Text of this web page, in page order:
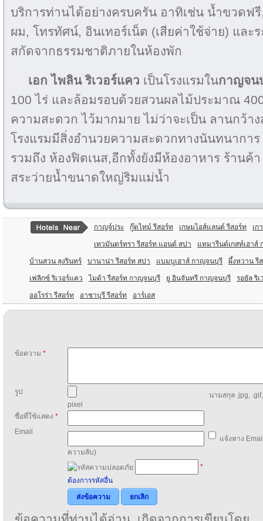
บริการท่านได้อย่างครบครัน อาทิเช่น น้ำขวดฟรี
ผม, โทรทัศน์, อินเทอร์เน็ต (เสียค่าใช้จ่าย) แล
สกัดจากธรรมชาติภายในห้องพัก
เอก ไพลิน ริเวอร์แคว เป็นโรงแรมในกาญจน
100 ไร่ และล้อมรอบด้วยสวนผลไม้ประมาณ
ความสะดวก ไว้มากมาย ไม่ว่าจะเป็น ลานกว้า
โรงแรมมีสิ่งอำนวยความสะดวกทางนันทนากา
รวมถึง ห้องฟิตเนส,อีกทั้งยังมีห้องอาหาร ร้านค้
สระว่ายน้ำขนาดใหญ่ริมแม่น้ำ
กาญจ์ปุระ กู๊ดไทม์ รีสอร์ท เกษมไอส์แลนด์ รีสอร์ท เก
เทวมันตร์ทรา รีสอร์ท แอนด์ สปา แทมารีนด์เกสท์เฮาส์
บ้านสวน ลุงรินทร์ บานาน่า รีสอร์ท สปา แบมบูเฮาส์ กาญจนบุรี ผึ้งหวาน รี
เฟลิกซ์ ริเวอร์แคว ไมด้า รีสอร์ท กาญจนบุรี ยู อินจันทรี กาญจนบุรี รอยัล ริ
ออโรร่า รีสอร์ท อาชาบุรี รีสอร์ท อาร์เอส
ข้อความ *
รูป
นามสกุล .jpg,
pixel
ชื่อที่ใช้แสดง *
Email
แจ้งทาง
ความลับ)
*
ต้องการรหัสอื่น
ส่งข้อความ
ยกเลิก